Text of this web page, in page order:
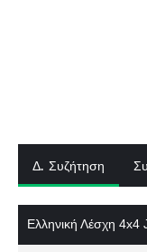
Δ. Συζήτηση
Ελληνική Λέσχη 4x4